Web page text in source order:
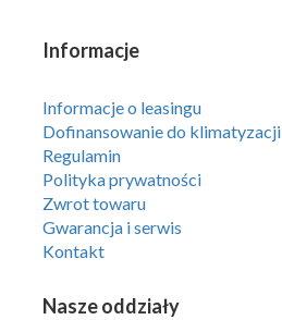
Informacje
Informacje o leasingu
Dofinansowanie do klimatyzacji
Regulamin
Polityka prywatności
Zwrot towaru
Gwarancja i serwis
Kontakt
Nasze oddziały